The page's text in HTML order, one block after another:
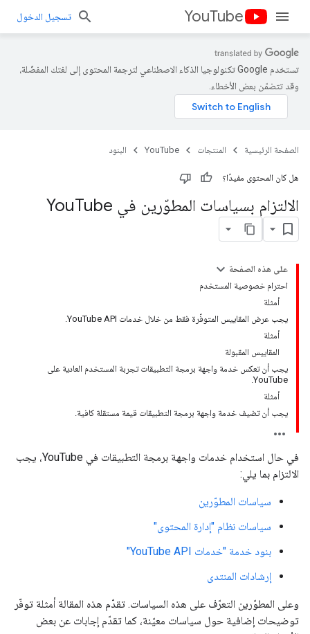
YouTube تسجيل الدخول
تستخدم Google تكنولوجيا الذكاء الاصطناعي لترجمة المحتوى إلى لغتك المفضّلة،
وقد تتضمّن بعض الأخطاء.
الصفحة الرئيسية المنتجات YouTube البنود
هل كان المحتوى مفيدًا؟
الالتزام بسياسات المطوّرين في You Tube
على هذه الصفحة
احترام خصوصية المستخدم
أمثلة
يجب عرض المقاييس المتوفّرة فقط من خلال خدمات YouTube API.
أمثلة
المقاييس المقبولة
يجب أن تعكس خدمة واجهة برمجة التطبيقات تجربة المستخدم العادية على
YouTube.
أمثلة
يجب أن تضيف خدمة واجهة برمجة التطبيقات قيمة مستقلة كافية.
في حال استخدام خدمات واجهة برمجة التطبيقات في YouTube، يجب
الالتزام بما يلي:
سياسات المطوّرين
سياسات نظام "إدارة المحتوى"
بنود خدمة "خدمات YouTube API"
إرشادات المنتدى
وعلى المطوّرين التعرّف على هذه السياسات. تقدّم هذه المقالة أمثلة توفّر
توضيحات إضافية حول سياسات معيّنة، كما تقدّم إجابات عن بعض